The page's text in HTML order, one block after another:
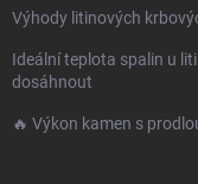
Výhody litinových
Ideální teplota spalin u
dosáhnout
🔥 Výkon kamen s